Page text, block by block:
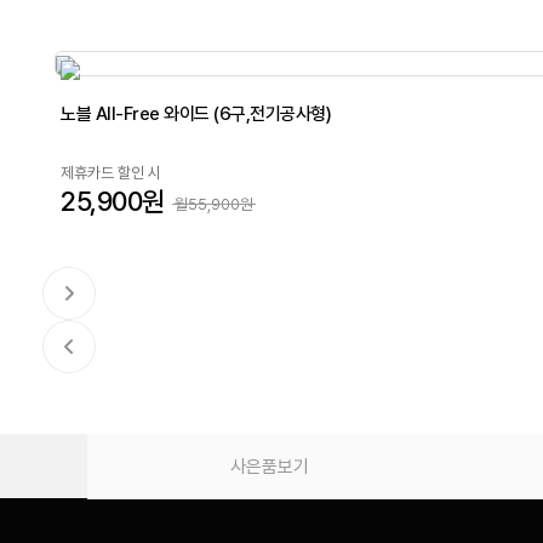
노블 All-Free 와이드 (6구,전기공사형)
제휴카드 할인 시
25,900원 월55,900원
사은품보기